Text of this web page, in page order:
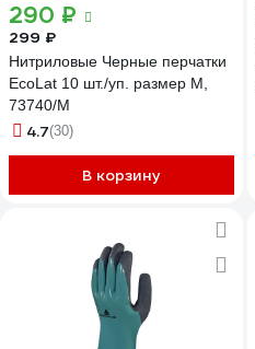
290 ₽
299 ₽
Нитриловые Черные перчатки
EcoLat 10 шт./уп. размер M,
73740/M
4.7(30)
В корзину